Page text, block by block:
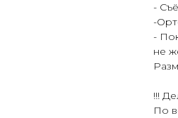
-
-
-
не
!!!
По